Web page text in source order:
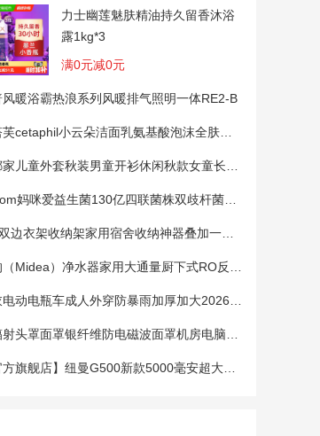
衣洗衣液玫瑰
椅子餐椅垫凳子坐垫加厚夏天
力士幽莲魅肤精油持久留香沐浴
露1kg*3
满0元减0元
风暖浴霸热浪系列风暖排气照明一体RE2-B